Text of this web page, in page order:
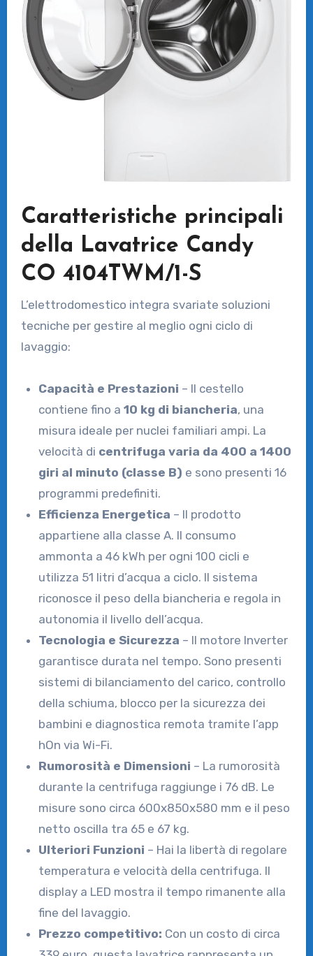
Caratteristiche principali
della Lavatrice Candy
CO 4104TWM/1-S
L’elettrodomestico integra svariate soluzioni
tecniche per gestire al meglio ogni ciclo di
lavaggio:
Capacità e Prestazioni – Il cestello
contiene fino a10 kg di biancheria, una
misura ideale per nuclei familiari ampi. La
velocità di centrifuga varia da 400 a 1400
giri al minuto (classe B) e sono presenti 16
programmi predefiniti.
Efficienza Energetica – Il prodotto
appartiene alla classe A. Il consumo
ammonta a 46 kWh per ogni 100 cicli e
utilizza 51 litri d’acqua a ciclo. Il sistema
riconosce il peso della biancheria e regola in
autonomia il livello dell’acqua.
Tecnologia e Sicurezza – Il motore Inverter
garantisce durata nel tempo. Sono presenti
sistemi di bilanciamento del carico, controllo
della schiuma, blocco per la sicurezza dei
bambini e diagnostica remota tramite l’app
hOn via Wi-Fi.
Rumorosità e Dimensioni – La rumorosità
durante la centrifuga raggiunge i 76 dB. Le
misure sono circa 600x850x580 mm e il peso
netto oscilla tra 65 e 67 kg.
Ulteriori Funzioni – Hai la libertà di regolare
temperatura e velocità della centrifuga. Il
display a LED mostra il tempo rimanente alla
fine del lavaggio.
Prezzo competitivo: Con un costo di circa